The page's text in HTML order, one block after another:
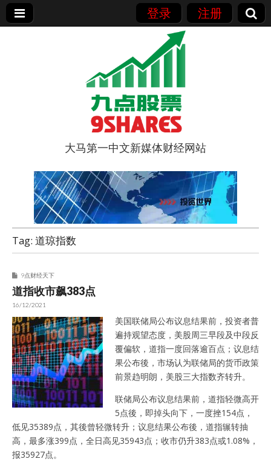
登录 注册
9点股票
大马第一中文新媒体财经网站
Tag: 道琼指数
9点财经天下
道指收市飙383点
16/12/2021
美国联储局公布议息结果前，投资者普
遍持观望态度，美股周三早段及中段反
覆偏软，道指一度回落逾百点；议息结
果公布後，市场认为联储局的货币政策
前景趋明朗，美股三大指数齐转升。
联储局公布议息结果前，道指轻微高开
5点後，即掉头向下，一度挫154点，
低见35389点，其後曾轻微转升；议息结果公布後，道指辗转抽
高，最多涨399点，全日高见35943点；收市仍升383点或1.08%，
报35927点。